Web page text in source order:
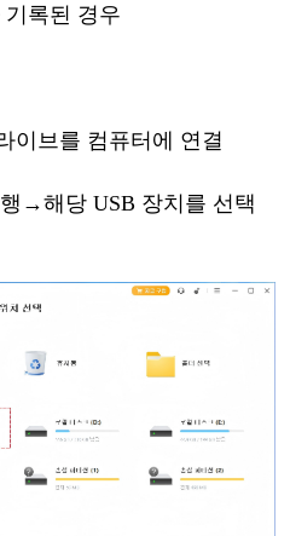
기록된 경우
이브를 컴퓨터에 연결
→해당 USB 장치를 선택